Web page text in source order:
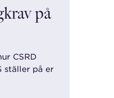
på
CSRD
ställer på er